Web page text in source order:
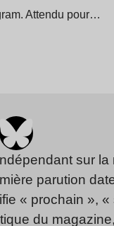
Attendu pour…
sur
parution
« prochain »,
du